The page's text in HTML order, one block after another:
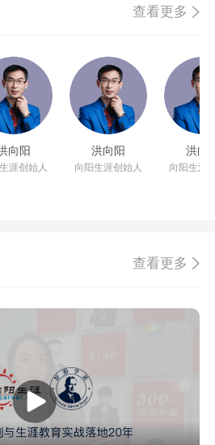
查看更多
向阳
涯创始人
洪向阳
向阳生涯创始人
洪向
向阳生涯
查看更多